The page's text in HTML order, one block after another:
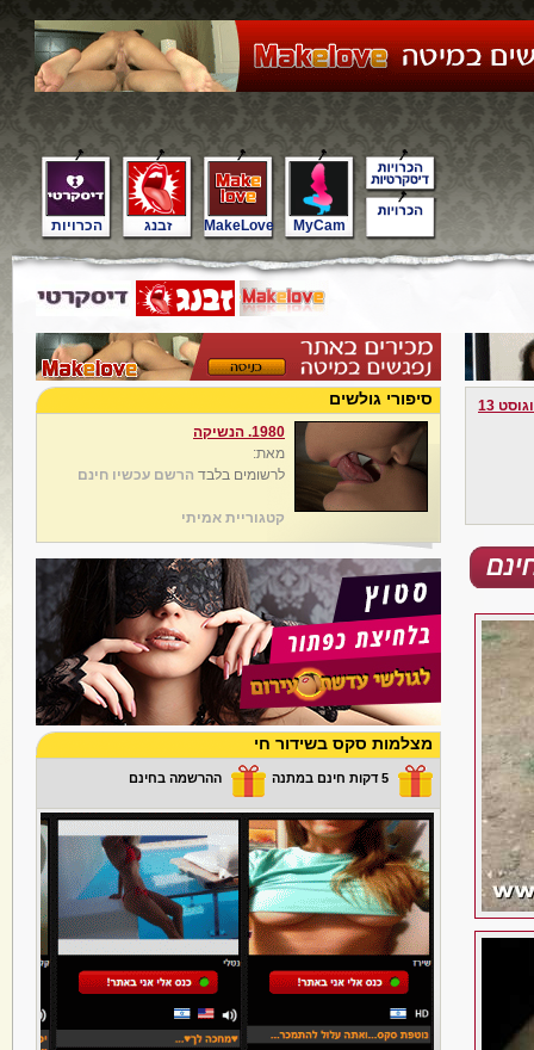
הכרויות זבנג MakeLove MyCam
13 סיפורי גולשים
1980. הנשיקה
מאת:
לרשומים בלבד הרשם עכשיו חינם
קטגוריית אמיתי
מצלמות סקס בשידור חי
5 דקות חינם במתנה ההרשמה בחינם